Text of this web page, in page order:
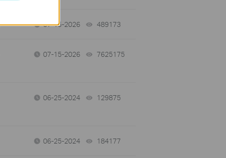
07-15-2026 489173
07-15-2026 7625175
06-25-2024 129875
06-25-2024 184177